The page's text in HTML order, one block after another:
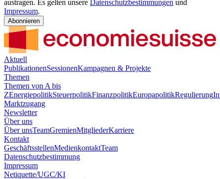
austragen. Es gelten unsere Datenschutzbestimmungen und
Impressum.
Abonnieren
Aktuell
PublikationenSessionenKampagnen & Projekte
Themen
Themen von A bis
ZEnergiepolitikSteuerpolitikFinanzpolitikEuropapolitikRegulierung
Marktzugang
Newsletter
Über uns
Über unsTeamGremienMitgliederKarriere
Kontakt
GeschäftsstellenMedienkontaktTeam
Datenschutzbestimmung
Impressum
Netiquette/UGC/KI